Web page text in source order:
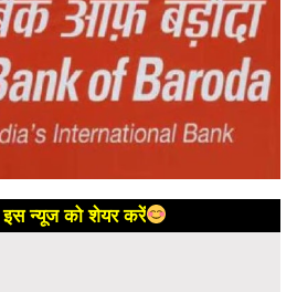
इस न्यूज को शेयर करें